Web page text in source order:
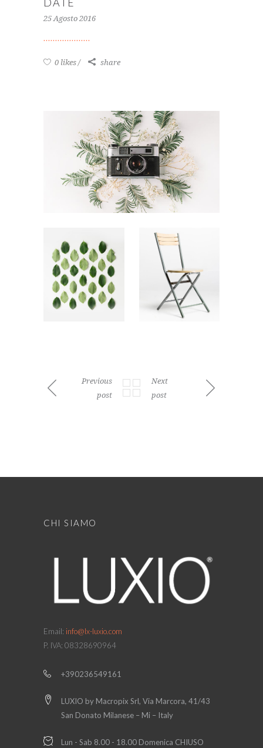
25 Agosto 2016
0 likes share
Previous
post
Next
post
CHI SIAMO
Email: info@lx-luxio.com
P. IVA: 08328690964
+390236549161
LUXIO by Macropix Srl, Via Marcora, 41/43
San Donato Milanese – Mi – Italy
Lun - Sab 8.00 - 18.00 Domenica CHIUSO